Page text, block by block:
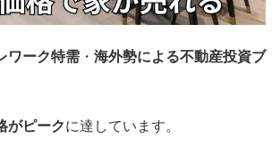
ワーク特需 ・ 海外勢による不動産投資ブ
がピークに達しています。